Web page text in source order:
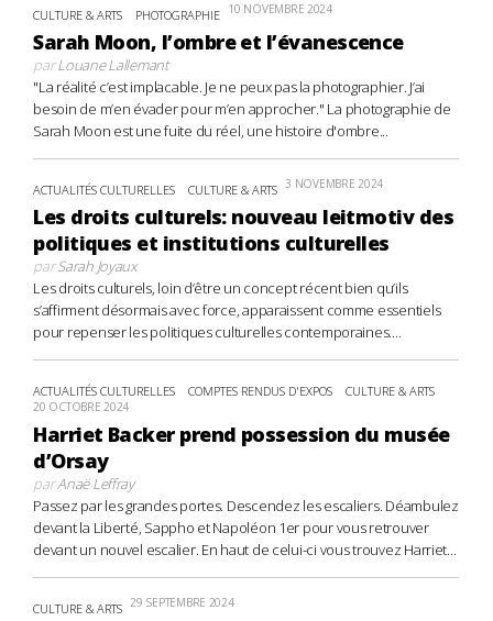
CULTURE & ARTS PHOTOGRAPHIE 10 NOVEMBRE 2024
Sarah Moon, l’ombre et l’évanescence
parLouane Lallemant
"La réalité c’est implacable. Je ne peux pas la photographier. J’ai
besoin de m’en évader pour m’en approcher." La photographie de
Sarah Moon est une fuite du réel, une histoire d'ombre...
ACTUALITÉS CULTURELLES CULTURE & ARTS 3 NOVEMBRE 2024
Les droits culturels: nouveau leitmotiv des
politiques et institutions culturelles
parSarah Joyaux
Les droits culturels, loin d’être un concept récent bien qu’ils
s’affirment désormais avec force, apparaissent comme essentiels
pour repenser les politiques culturelles contemporaines....
ACTUALITÉS CULTURELLES COMPTES RENDUS D'EXPOS CULTURE & ARTS
20 OCTOBRE 2024
Harriet Backer prend possession du musée
d’Orsay
parAnaë Leffray
Passez par les grandes portes. Descendez les escaliers. Déambulez
devant la Liberté, Sappho et Napoléon 1er pour vous retrouver
devant un nouvel escalier. En haut de celui-ci vous trouvez Harriet...
CULTURE & ARTS 29 SEPTEMBRE 2024